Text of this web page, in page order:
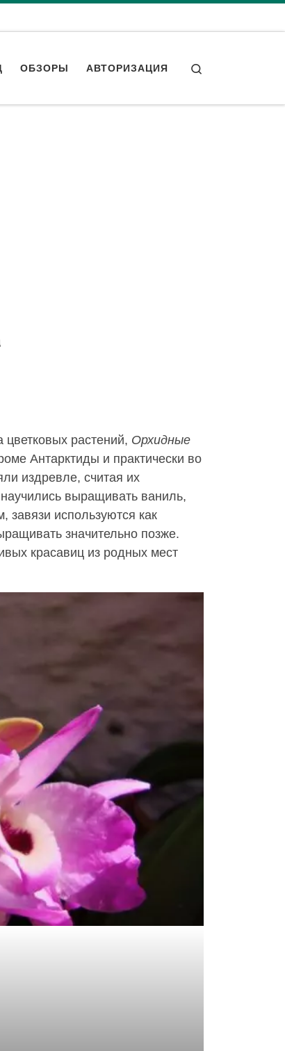
ОБЗОРЫ АВТОРИЗАЦИЯ
растений, Орхидные
Антарктиды и практически во
издревле, считая их
выращивать ваниль,
завязи используются как
значительно позже.
красавиц из родных мест